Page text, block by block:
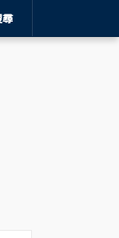
尋